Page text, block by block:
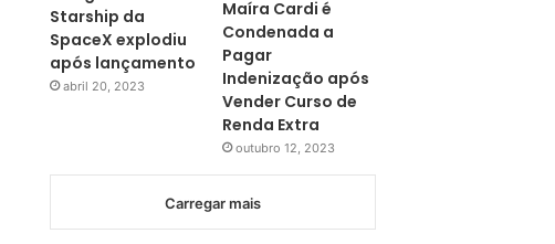
Starship da
SpaceX explodiu
após lançamento
abril 20, 2023
Maíra Cardi é
Condenada a
Pagar
Indenização após
Vender Curso de
Renda Extra
outubro 12, 2023
Carregar mais